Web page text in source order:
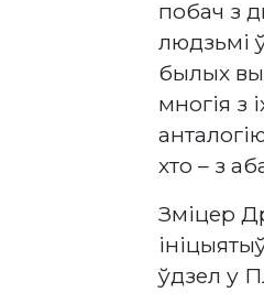
побач з
людзьмі
былых
многія з
хто – з
Зміцер
ўдзел у